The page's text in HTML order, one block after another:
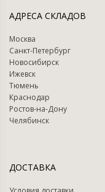
АДРЕСА СКЛАДОВ
Москва
Санкт-Петербург
Новосибирск
Ижевск
Тюмень
Краснодар
Ростов-на-Дону
Челябинск
ДОСТАВКА